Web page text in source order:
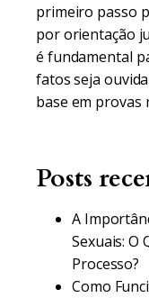
primeiro passo
por orientação
é fundamental
fatos seja
base em provas
Posts
A
Sexuais: O
Processo?
Como